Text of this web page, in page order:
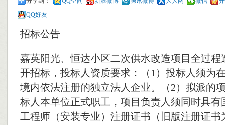
QQ好友
招标公告
嘉英阳光、恒达小区二次供水改造项目全过程
开招标，投标人资质要求：（1）投标人须为
境内依法注册的独立法人企业。（2）拟派的
标人本单位正式职工，项目负责人须同时具有
工程师（安装专业）注册证书（旧版注册证书